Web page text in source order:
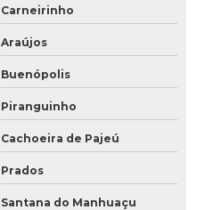
Carneirinho
Araújos
Buenópolis
Piranguinho
Cachoeira de Pajeú
Prados
Santana do Manhuaçu